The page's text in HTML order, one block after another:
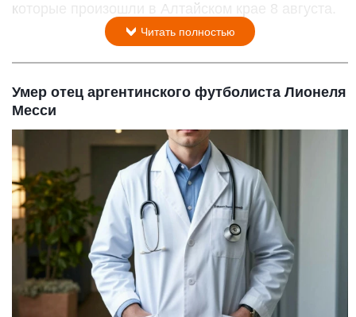
которые произошли в Алтайском крае 8 августа.
Читать полностью
Умер отец аргентинского футболиста Лионеля
Месси